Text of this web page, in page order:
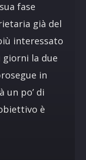
fase
già del
interessato
giorni la due
in
un po’ di
è